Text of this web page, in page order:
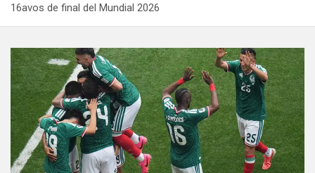
16avos de final del Mundial 2026